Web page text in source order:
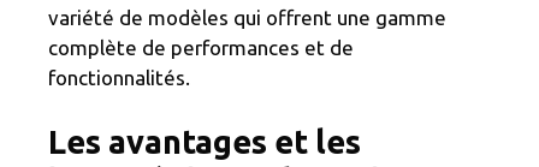
variété de modèles qui offrent une gamme
complète de performances et de
fonctionnalités.
Les avantages et les